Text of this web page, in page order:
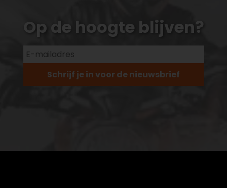
Op de hoogte blijven?
Schrijf je in voor de nieuwsbrief